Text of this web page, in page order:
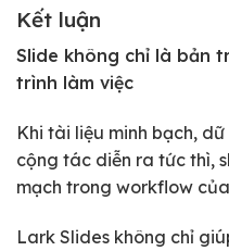
Kết luận
Slide không chỉ là bản
trình làm việc
Khi tài liệu minh bạch,
cộng tác diễn ra tức thì,
mạch trong workflow
Lark Slides không chỉ